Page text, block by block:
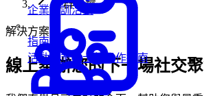
企業培訓活動
指南
活動專業人士的操作指南
社群聚會
解決方案
線上舉辦您的下一場社交